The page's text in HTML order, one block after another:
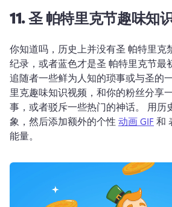
11.圣帕特里克节趣味知
你知道吗，历史上并没有圣 帕特里克
纪录，或者蓝色才是圣 帕特里克节最
追随者一些鲜为人知的琐事或与圣的
里克趣味知识视频，和你的粉丝分享
事，或者驳斥一些热门的神话。 用历
象，然后添加额外的个性 动画 GIF 和
能量。